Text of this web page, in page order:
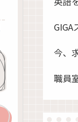
今、
職員